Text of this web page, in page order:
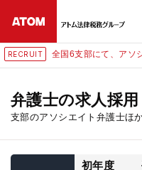
RECRUIT 全国6支部にて、アソ
弁護士の求人採用
支部のアソシエイト弁護士ほ
初年度
24時
無料相談窓口は